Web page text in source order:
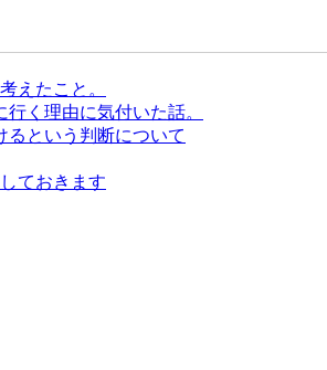
えたこと。
く理由に気付いた話。
るという判断について
ておきます